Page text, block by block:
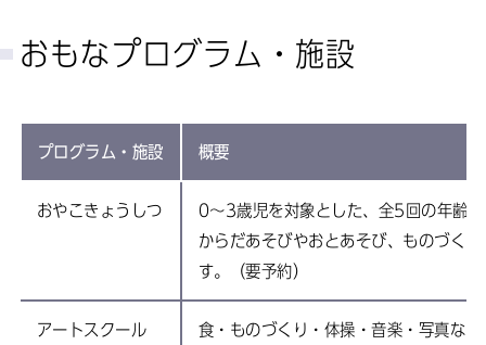
おもなプログラム・施設
プログラム・施設 概要
おやこきょうしつ
0～3歳児を対象とした、全5回の年齢
からだあそびやおとあそび、ものづく
す。（要予約）
アートスクール
食・ものづくり・体操・音楽・写真など